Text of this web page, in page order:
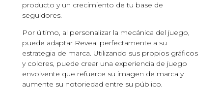
producto y un crecimiento de tu base de
seguidores.
Por último, al personalizar la mecánica del juego,
puede adaptar Reveal perfectamente a su
estrategia de marca. Utilizando sus propios gráficos
y colores, puede crear una experiencia de juego
envolvente que refuerce su imagen de marca y
aumente su notoriedad entre su público.